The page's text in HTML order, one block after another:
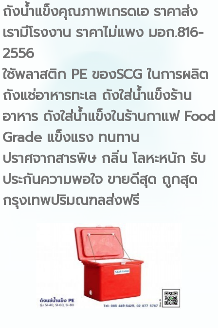
ถังน้ำแข็งคุณภาพเกรดเอ ราคาส่ง
เรามีโรงงาน ราคาไม่แพง มอก.816-
2556
ใชัพลาสติก PE ของSCG ในการผลิต
ถังแช่อาหารทะเล ถังใส่น้ำแข็งร้าน
อาหาร ถังใส่น้ำแข็งในร้านกาแฟ Food
Grade แข็งแรง ทนทาน
ปราศจากสารพิษ กลิ่น โลหะหนัก รับ
ประกันความพอใจ ขายดีสุด ถูกสุด
กรุงเทพปริมณฑลส่งฟรี